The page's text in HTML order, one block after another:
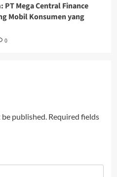
Mega Central Finance
Mobil Konsumen yang
0
published. Required fields